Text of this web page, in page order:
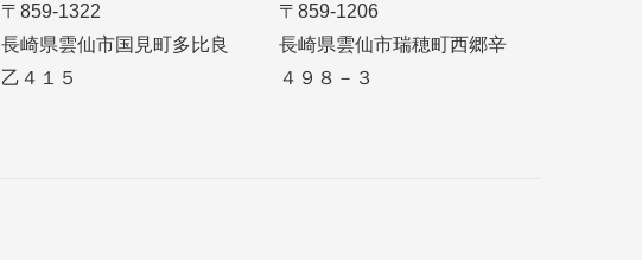
〒859-1322
長崎県雲仙市国見町多比良
乙４１５
〒859-1206
長崎県雲仙市瑞穂町西郷辛
４９８－３